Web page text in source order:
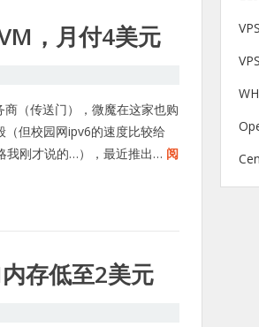
，月付4美元
（传送门），微魔在这家也购
（但校园网ipv6的速度比较给
我刚才说的…），最近推出… 阅
存低至2美元